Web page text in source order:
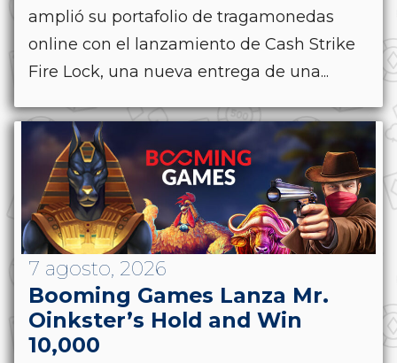
amplió su portafolio de tragamonedas
online con el lanzamiento de Cash Strike
Fire Lock, una nueva entrega de una...
7 agosto, 2026
Booming Games Lanza Mr.
Oinkster’s Hold and Win
10,000